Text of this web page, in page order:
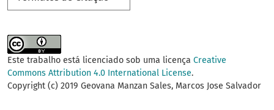
Este trabalho está licenciado sob uma licença Creative
Commons Attribution 4.0 International License.
Copyright (c) 2019 Geovana Manzan Sales, Marcos Jose Salvador